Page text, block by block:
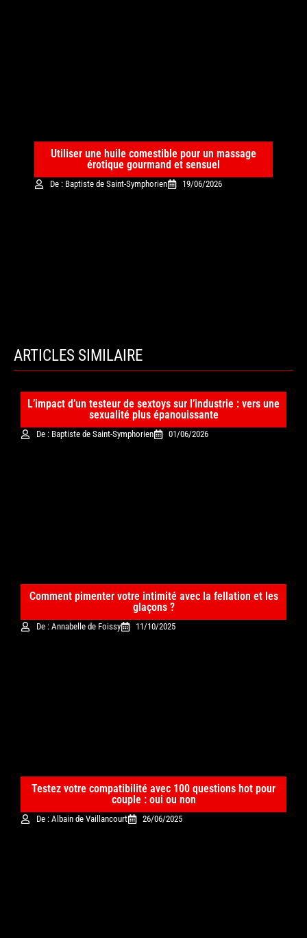
Utiliser une huile comestible pour un massage
érotique gourmand et sensuel
De : Baptiste de Saint-Symphorien 19/06/2026
ARTICLES SIMILAIRE
L’impact d’un testeur de sextoys sur l’industrie : vers une
sexualité plus épanouissante
De : Baptiste de Saint-Symphorien 01/06/2026
Comment pimenter votre intimité avec la fellation et les
glaçons ?
De : Annabelle de Foissy 11/10/2025
Testez votre compatibilité avec 100 questions hot pour
couple : oui ou non
De : Albain de Vaillancourt 26/06/2025